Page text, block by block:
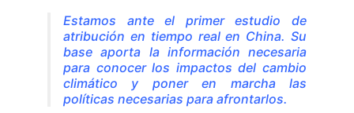
Estamos ante el primer estudio de
atribución en tiempo real en China. Su
base aporta la información necesaria
para conocer los impactos del cambio
climático y poner en marcha las
políticas necesarias para afrontarlos.